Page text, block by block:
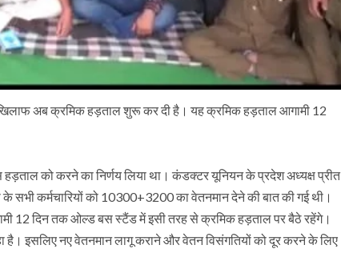
अब क्रमिक हड़ताल शुरू कर दी है। यह क्रमिक हड़ताल आगामी 12
को करने का निर्णय लिया था। कंडक्टर यूनियन के प्रदेश अध्यक्ष प्रीत
सभी कर्मचारियों को 10300+3200 का वेतनमान देने की बात की गई थी।
दिन तक ओल्ड बस स्टैंड में इसी तरह से क्रमिक हड़ताल पर बैठे रहेंगे।
है। इसलिए नए वेतनमान लागू कराने और वेतन विसंगतियों को दूर करने के लिए